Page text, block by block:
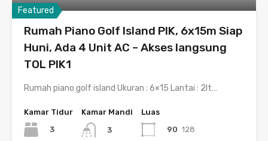
Featured
Rumah Piano Golf Island PIK, 6x15m Siap
Huni, Ada 4 Unit AC – Akses langsung
TOL PIK1
Rumah piano golf island Ukuran : 6×15 Lantai : 2lt…
Kamar Tidur
3
Kamar Mandi
3
Luas
90 128